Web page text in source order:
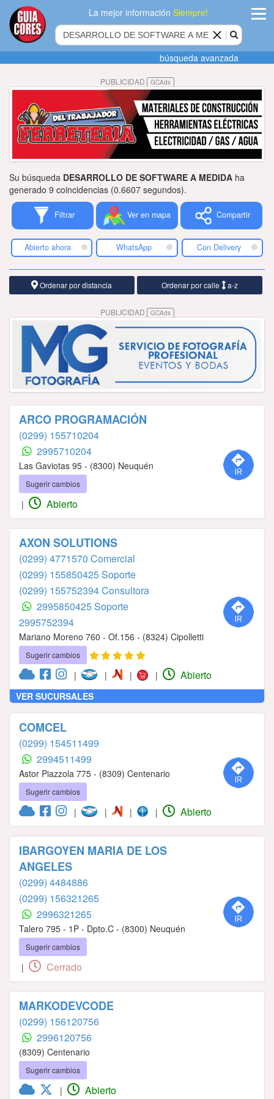
La mejor informaciónSiempre!
Agregar
empresa
Actualizar
datos
Publicidad
Tiendacores
Contactenos
búsqueda avanzada
PUBLICIDAD GCAds
Su búsqueda DESARROLLO DE SOFTWARE A MEDIDA ha
generado 9 coincidencias (0.6607 segundos).
Filtrar Ver en mapa Compartir
Abierto ahora WhatsApp Con Delivery
Ordenar por distancia Ordenar por calle a-z
PUBLICIDAD GCAds
ARCO PROGRAMACIÓN
(0299) 155710204
2995710204
Las Gaviotas 95 - (8300) Neuquén
Sugerir cambios
| Abierto
AXON SOLUTIONS
(0299) 4771570 Comercial
(0299) 155850425 Soporte
(0299) 155752394 Consultora
2995850425 Soporte
2995752394
Mariano Moreno 760 - Of.156 - (8324) Cipolletti
Sugerir cambios
| | | | Abierto
VER SUCURSALES
COMCEL
(0299) 154511499
2994511499
Astor Piazzola 775 - (8309) Centenario
Sugerir cambios
| | | | Abierto
IBARGOYEN MARIA DE LOS
ANGELES
(0299) 4484886
(0299) 156321265
2996321265
Talero 795 - 1P - Dpto.C - (8300) Neuquén
Sugerir cambios
| Cerrado
MARKODEVCODE
(0299) 156120756
2996120756
(8309) Centenario
Sugerir cambios
| Abierto